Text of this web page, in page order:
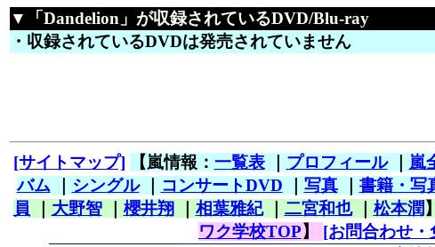
▼「Dandelion」が収録されているDVD/Blu-ray
・収録されているDVDは発売されていません
[サイトマップ] 【嵐情報： 一覧表｜ プロフィール｜ 嵐
バム｜ シングル｜ コンサートDVD 写真｜ 書籍・写
員
大野智｜ 櫻井翔 相葉雅紀｜ 二宮和也｜ 松本潤 】
ワク学校TOP】 [お問合わせ・